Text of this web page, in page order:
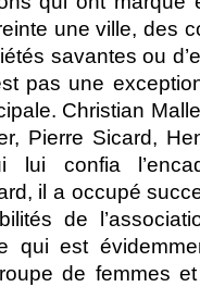
une ville, des
savantes ou
pas une
Christian
Pierre Sicard,
lui confia
il a occupé
de
qui est
de femmes